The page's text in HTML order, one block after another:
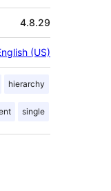
4.8.29
(US)
hierarchy
single